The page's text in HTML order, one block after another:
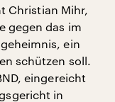
Christian Mihr,
gegen das im
ein
schützen soll.
eingereicht
in